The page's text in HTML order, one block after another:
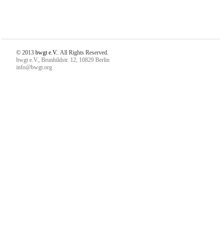
© 2013 bwgt e.V.. All Rights Reserved.
bwgt e.V., Brunhildstr. 12, 10829 Berlin
info@bwgt.org